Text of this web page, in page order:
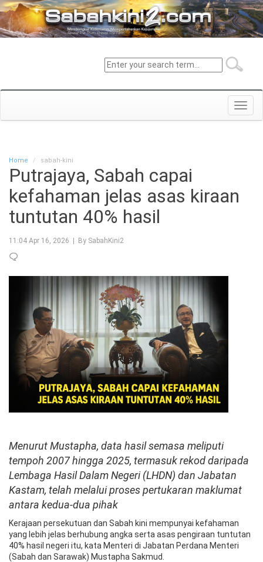
Home sabah-kini
Putrajaya, Sabah capai
kefahaman jelas asas kiraan
tuntutan 40% hasil
11:04 Apr 16, 2026 | By SabahKini2
Menurut Mustapha, data hasil semasa meliputi
tempoh 2007 hingga 2025, termasuk rekod daripada
Lembaga Hasil Dalam Negeri (LHDN) dan Jabatan
Kastam, telah melalui proses pertukaran maklumat
antara kedua-dua pihak
Kerajaan persekutuan dan Sabah kini mempunyai kefahaman
yang lebih jelas berhubung angka serta asas pengiraan tuntutan
40% hasil negeri itu, kata Menteri di Jabatan Perdana Menteri
(Sabah dan Sarawak) Mustapha Sakmud.